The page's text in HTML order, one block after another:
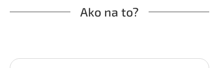
Ako na to?